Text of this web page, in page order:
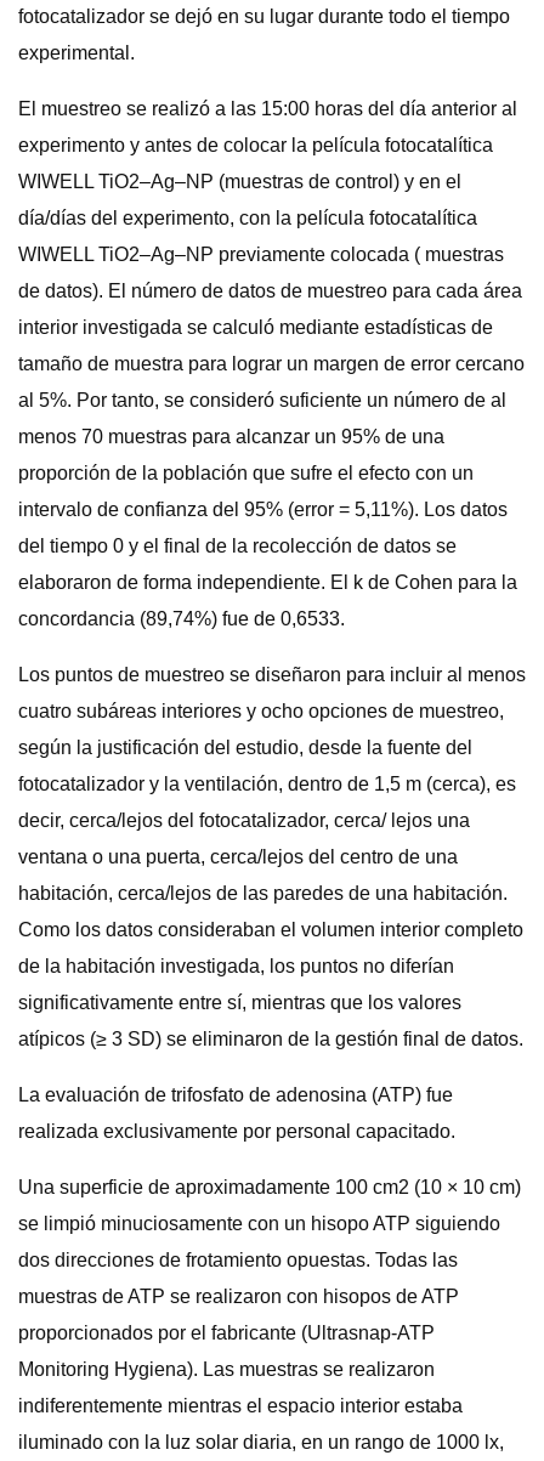
fotocatalizador se dejó en su lugar durante todo el tiempo
experimental.
El muestreo se realizó a las 15:00 horas del día anterior al
experimento y antes de colocar la película fotocatalítica
WIWELL TiO2–Ag–NP (muestras de control) y en el
día/días del experimento, con la película fotocatalítica
WIWELL TiO2–Ag–NP previamente colocada ( muestras
de datos). El número de datos de muestreo para cada área
interior investigada se calculó mediante estadísticas de
tamaño de muestra para lograr un margen de error cercano
al 5%. Por tanto, se consideró suficiente un número de al
menos 70 muestras para alcanzar un 95% de una
proporción de la población que sufre el efecto con un
intervalo de confianza del 95% (error = 5,11%). Los datos
del tiempo 0 y el final de la recolección de datos se
elaboraron de forma independiente. El k de Cohen para la
concordancia (89,74%) fue de 0,6533.
Los puntos de muestreo se diseñaron para incluir al menos
cuatro subáreas interiores y ocho opciones de muestreo,
según la justificación del estudio, desde la fuente del
fotocatalizador y la ventilación, dentro de 1,5 m (cerca), es
decir, cerca/lejos del fotocatalizador, cerca/ lejos una
ventana o una puerta, cerca/lejos del centro de una
habitación, cerca/lejos de las paredes de una habitación.
Como los datos consideraban el volumen interior completo
de la habitación investigada, los puntos no diferían
significativamente entre sí, mientras que los valores
atípicos (≥ 3 SD) se eliminaron de la gestión final de datos.
La evaluación de trifosfato de adenosina (ATP) fue
realizada exclusivamente por personal capacitado.
Una superficie de aproximadamente 100 cm2 (10 × 10 cm)
se limpió minuciosamente con un hisopo ATP siguiendo
dos direcciones de frotamiento opuestas. Todas las
muestras de ATP se realizaron con hisopos de ATP
proporcionados por el fabricante (Ultrasnap-ATP
Monitoring Hygiena). Las muestras se realizaron
indiferentemente mientras el espacio interior estaba
iluminado con la luz solar diaria, en un rango de 1000 lx,